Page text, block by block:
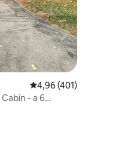
avaliações
4,96 de uma avaliação
4,96 (401)
- a 6